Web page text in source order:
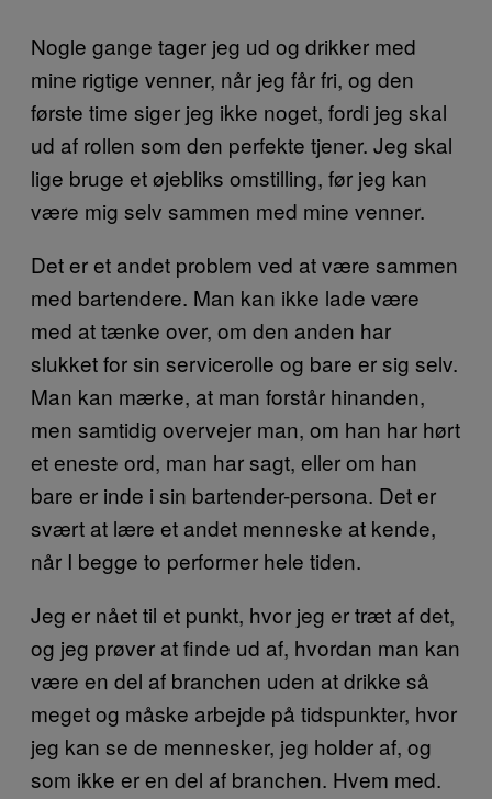
Nogle gange tager jeg ud og drikker med
mine rigtige venner, når jeg får fri, og den
første time siger jeg ikke noget, fordi jeg skal
ud af rollen som den perfekte tjener. Jeg skal
lige bruge et øjebliks omstilling, før jeg kan
være mig selv sammen med mine venner.
Det er et andet problem ved at være sammen
med bartendere. Man kan ikke lade være
med at tænke over, om den anden har
slukket for sin servicerolle og bare er sig selv.
Man kan mærke, at man forstår hinanden,
men samtidig overvejer man, om han har hørt
et eneste ord, man har sagt, eller om han
bare er inde i sin bartender-persona. Det er
svært at lære et andet menneske at kende,
når I begge to performer hele tiden.
Jeg er nået til et punkt, hvor jeg er træt af det,
og jeg prøver at finde ud af, hvordan man kan
være en del af branchen uden at drikke så
meget og måske arbejde på tidspunkter, hvor
jeg kan se de mennesker, jeg holder af, og
som ikke er en del af branchen. Hvem med.